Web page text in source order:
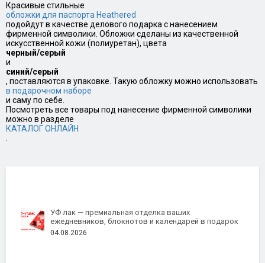
Красивые стильные
обложки для паспорта Heathered
подойдут в качестве делового подарка с нанесением
фирменной символики. Обложки сделаны из качественной
искусственной кожи (полиуретан), цвета
черный/серый
и
синий/серый
, поставляются в упаковке. Такую обложку можно использовать
в подарочном наборе
и саму по себе.
Посмотреть все товары под нанесение фирменной символики
можно в разделе
КАТАЛОГ ОНЛАЙН
.
УФ лак — премиальная отделка ваших
ежедневников, блокнотов и календарей в подарок
04.08.2026